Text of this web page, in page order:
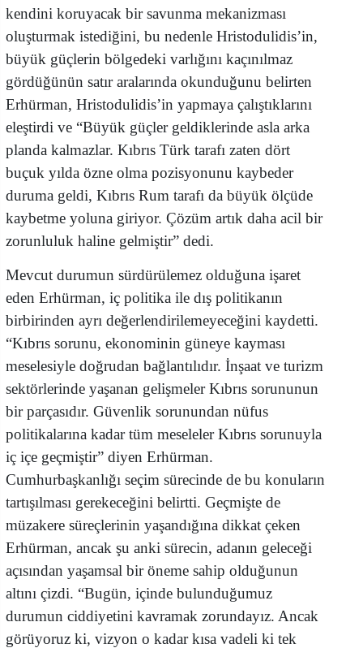
kendini koruyacak bir savunma mekanizması
oluşturmak istediğini, bu nedenle Hristodulidis’in,
büyük güçlerin bölgedeki varlığını kaçınılmaz
gördüğünün satır aralarında okunduğunu belirten
Erhürman, Hristodulidis’in yapmaya çalıştıklarını
eleştirdi ve “Büyük güçler geldiklerinde asla arka
planda kalmazlar. Kıbrıs Türk tarafı zaten dört
buçuk yılda özne olma pozisyonunu kaybeder
duruma geldi, Kıbrıs Rum tarafı da büyük ölçüde
kaybetme yoluna giriyor. Çözüm artık daha acil bir
zorunluluk haline gelmiştir” dedi.
Mevcut durumun sürdürülemez olduğuna işaret
eden Erhürman, iç politika ile dış politikanın
birbirinden ayrı değerlendirilemeyeceğini kaydetti.
“Kıbrıs sorunu, ekonominin güneye kayması
meselesiyle doğrudan bağlantılıdır. İnşaat ve turizm
sektörlerinde yaşanan gelişmeler Kıbrıs sorununun
bir parçasıdır. Güvenlik sorunundan nüfus
politikalarına kadar tüm meseleler Kıbrıs sorunuyla
iç içe geçmiştir” diyen Erhürman.
Cumhurbaşkanlığı seçim sürecinde de bu konuların
tartışılması gerekeceğini belirtti. Geçmişte de
müzakere süreçlerinin yaşandığına dikkat çeken
Erhürman, ancak şu anki sürecin, adanın geleceği
açısından yaşamsal bir öneme sahip olduğunun
altını çizdi. “Bugün, içinde bulunduğumuz
durumun ciddiyetini kavramak zorundayız. Ancak
görüyoruz ki, vizyon o kadar kısa vadeli ki tek